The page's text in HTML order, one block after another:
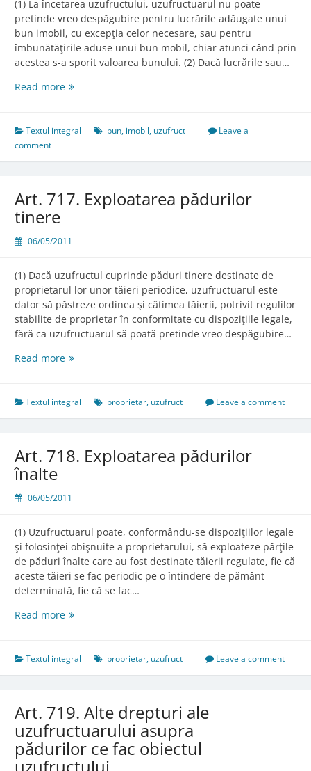
(1) La încetarea uzufructului, uzufructuarul nu poate
pretinde vreo despăgubire pentru lucrările adăugate unui
bun imobil, cu excepţia celor necesare, sau pentru
îmbunătăţirile aduse unui bun mobil, chiar atunci când prin
acestea s-a sporit valoarea bunului. (2) Dacă lucrările sau…
Read moreArt.
şi
Textul integral bun, imobil, uzufruct
Leave a
comment
Art. 717. Exploatarea pădurilor
tinere
06/05/2011
(1) Dacă uzufructul cuprinde păduri tinere destinate de
proprietarul lor unor tăieri periodice, uzufructuarul este
dator să păstreze ordinea şi câtimea tăierii, potrivit regulilor
stabilite de proprietar în conformitate cu dispoziţiile legale,
fără ca uzufructuarul să poată pretinde vreo despăgubire…
Read moreArt.
pădurilor
tinere
Textul integral proprietar, uzufruct Leave a comment
Art. 718. Exploatarea pădurilor
înalte
06/05/2011
(1) Uzufructuarul poate, conformându-se dispoziţiilor legale
şi folosinţei obişnuite a proprietarului, să exploateze părţile
de păduri înalte care au fost destinate tăierii regulate, fie că
aceste tăieri se fac periodic pe o întindere de pământ
determinată, fie că se fac…
Read moreArt.
pădurilor
înalte
Textul integral proprietar, uzufruct Leave a comment
Art. 719. Alte drepturi ale
uzufructuarului asupra
pădurilor ce fac obiectul